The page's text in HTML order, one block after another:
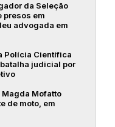
da Seleção
presos em
advogada em
Polícia Científica
judicial por
Magda Mofatto
de moto, em